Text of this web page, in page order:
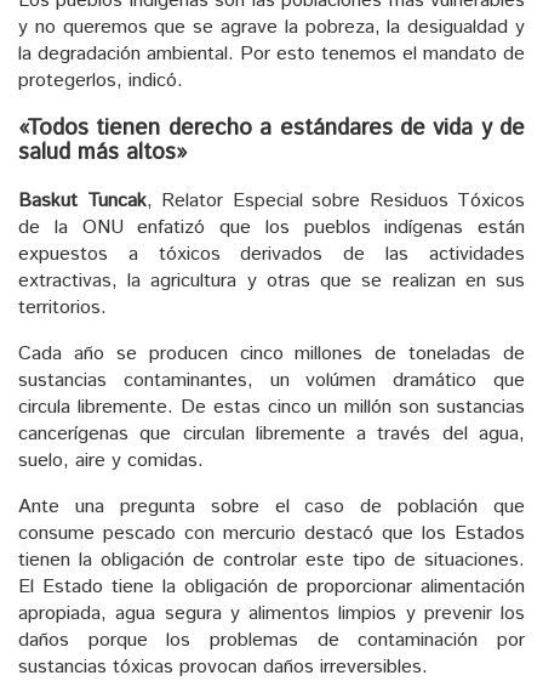
y no queremos que se agrave la pobreza, la desigualdad y
la degradación ambiental. Por esto tenemos el mandato de
protegerlos, indicó.
«Todos tienen derecho a estándares de vida y de
salud más altos»
Baskut Tuncak, Relator Especial sobre Residuos Tóxicos
de la ONU enfatizó que los pueblos indígenas están
expuestos a tóxicos derivados de las actividades
extractivas, la agricultura y otras que se realizan en sus
territorios.
Cada año se producen cinco millones de toneladas de
sustancias contaminantes, un volúmen dramático que
circula libremente. De estas cinco un millón son sustancias
cancerígenas que circulan libremente a través del agua,
suelo, aire y comidas.
Ante una pregunta sobre el caso de población que
consume pescado con mercurio destacó que los Estados
tienen la obligación de controlar este tipo de situaciones.
El Estado tiene la obligación de proporcionar alimentación
apropiada, agua segura y alimentos limpios y prevenir los
daños porque los problemas de contaminación por
sustancias tóxicas provocan daños irreversibles.